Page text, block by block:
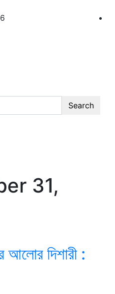
চেতনায় উদ্বুদ্ধ মুখপত্র
Search
31,
আলোর দিশারী :